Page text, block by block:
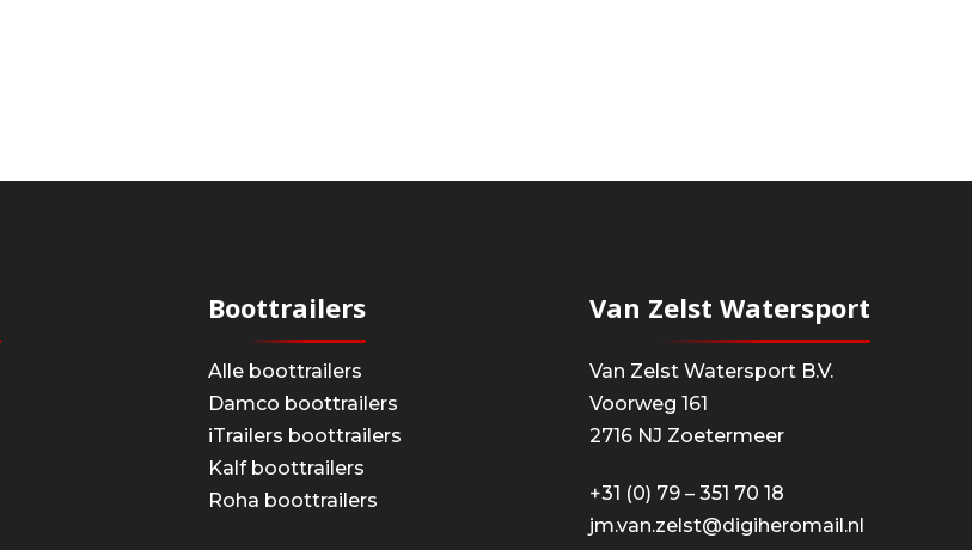
Boottrailers
Alle boottrailers
Damco boottrailers
iTrailers boottrailers
Kalf boottrailers
Roha boottrailers
Van Zelst Watersport
Van Zelst Watersport B.V.
Voorweg 161
2716 NJ Zoetermeer
+31 (0) 79 – 351 70 18
jm.van.zelst@digiheromail.nl